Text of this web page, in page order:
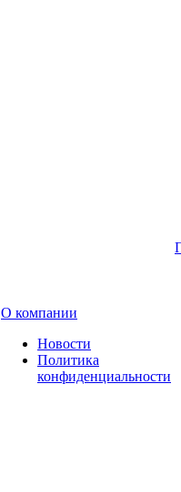
О компании
Новости
Политика
конфиденциальности